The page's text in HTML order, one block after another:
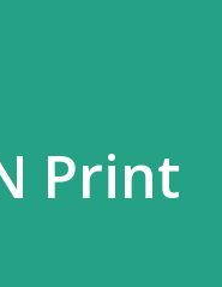
Print